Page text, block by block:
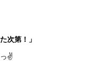
次第！」
っ✌️